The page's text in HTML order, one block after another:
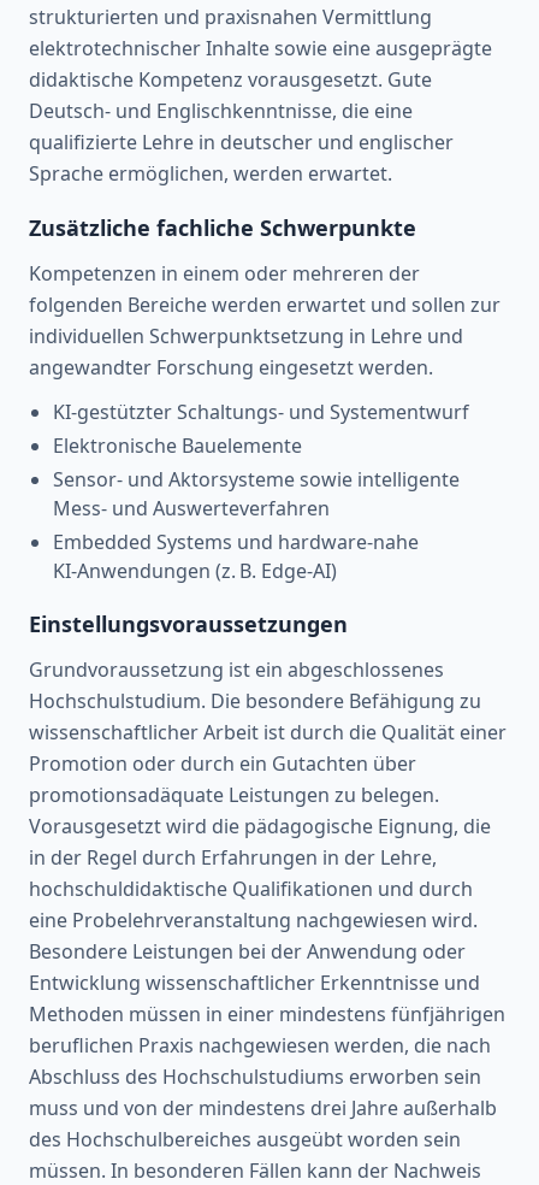
strukturierten und praxisnahen Vermittlung
elektrotechnischer Inhalte sowie eine ausgeprägte
didaktische Kompetenz vorausgesetzt. Gute
Deutsch- und Englischkenntnisse, die eine
qualifizierte Lehre in deutscher und englischer
Sprache ermöglichen, werden erwartet.
Zusätzliche fachliche Schwerpunkte
Kompetenzen in einem oder mehreren der
folgenden Bereiche werden erwartet und sollen zur
individuellen Schwerpunktsetzung in Lehre und
angewandter Forschung eingesetzt werden.
KI‑gestützter Schaltungs‑ und Systementwurf
Elektronische Bauelemente
Sensor‑ und Aktorsysteme sowie intelligente
Mess‑ und Auswerteverfahren
Embedded Systems und hardware‑nahe
KI‑Anwendungen (z. B. Edge‑AI)
Einstellungsvoraussetzungen
Grundvoraussetzung ist ein abgeschlossenes
Hochschulstudium. Die besondere Befähigung zu
wissenschaftlicher Arbeit ist durch die Qualität einer
Promotion oder durch ein Gutachten über
promotionsadäquate Leistungen zu belegen.
Vorausgesetzt wird die pädagogische Eignung, die
in der Regel durch Erfahrungen in der Lehre,
hochschuldidaktische Qualifikationen und durch
eine Probelehrveranstaltung nachgewiesen wird.
Besondere Leistungen bei der Anwendung oder
Entwicklung wissenschaftlicher Erkenntnisse und
Methoden müssen in einer mindestens fünfjährigen
beruflichen Praxis nachgewiesen werden, die nach
Abschluss des Hochschulstudiums erworben sein
muss und von der mindestens drei Jahre außerhalb
des Hochschulbereiches ausgeübt worden sein
müssen. In besonderen Fällen kann der Nachweis